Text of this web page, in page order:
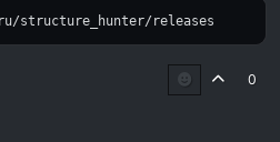
structure_hunter/releases
0